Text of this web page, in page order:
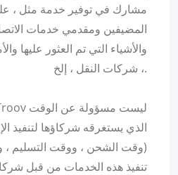
مشارك في توفير خدمة مثل ،
المضيفين ومقدمي خدمات
والأشياء التي تم العثور عليها
، شركات النقل ، إلخ.
الذي يستغرقه شركاؤها لتنفيذ
(وقت الشحن ، ووقت التسليم ،
تنفيذ هذه الخدمات من قبل